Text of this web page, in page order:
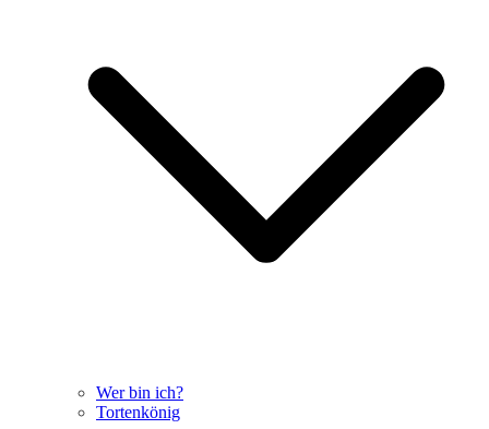
Wer bin ich?
Tortenkönig